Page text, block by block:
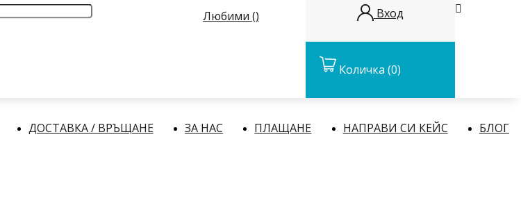
Любими () Вход
Количка (0)

ДОСТАВКА / ВРЪЩАНЕ ЗА НАС ПЛАЩАНЕ НАПРАВИ СИ КЕЙС
БЛОГ